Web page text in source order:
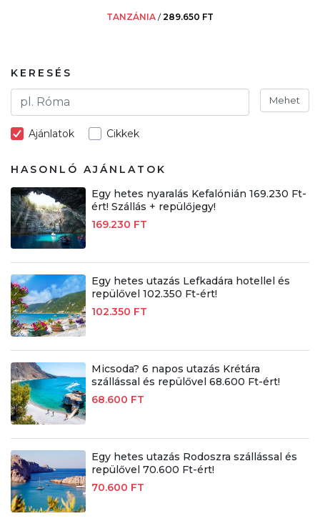
TANZÁNIA /289.650 FT
KERESÉS
Mehet
Ajánlatok Cikkek
HASONLÓ AJÁNLATOK
Egy hetes nyaralás Kefalónián 169.230 Ft-
ért! Szállás + repülőjegy!
169.230 FT
Egy hetes utazás Lefkadára hotellel és
repülővel 102.350 Ft-ért!
102.350 FT
Micsoda? 6 napos utazás Krétára
szállással és repülővel 68.600 Ft-ért!
68.600 FT
Egy hetes utazás Rodoszra szállással és
repülővel 70.600 Ft-ért!
70.600 FT